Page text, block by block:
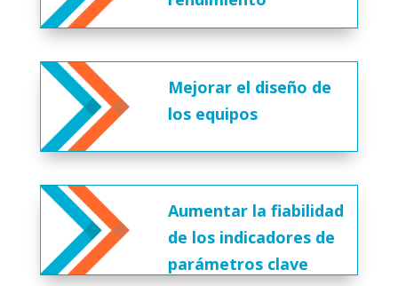
Mejorar el diseño de
los equipos
Aumentar la fiabilidad
de los indicadores de
parámetros clave